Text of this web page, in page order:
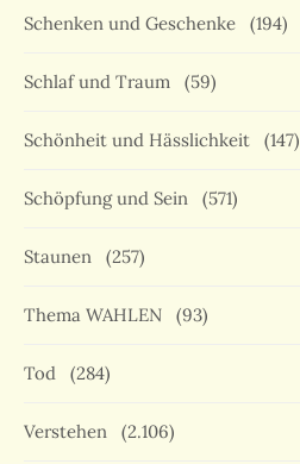
Schenken und Geschenke (194)
Schlaf und Traum (59)
Schönheit und Hässlichkeit (147)
Schöpfung und Sein (571)
Staunen (257)
Thema WAHLEN (93)
Tod (284)
Verstehen (2.106)